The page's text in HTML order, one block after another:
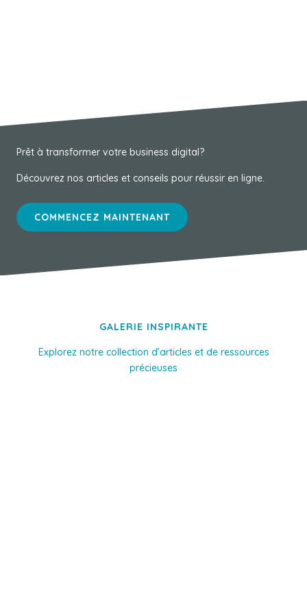
Prêt à transformer votre business digital?
Découvrez nos articles et conseils pour réussir en ligne.
COMMENCEZ MAINTENANT
GALERIE INSPIRANTE
Explorez notre collection d’articles et de ressources
précieuses